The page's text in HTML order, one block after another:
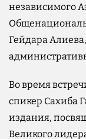
независимого
Гейдара
Во время
спикер Сахиба
издания,
Великого